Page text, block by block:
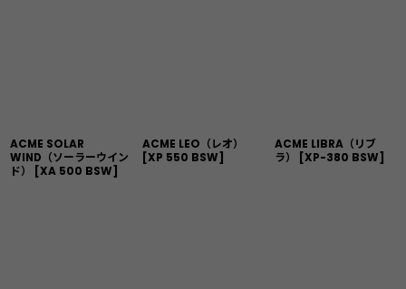
ACME SOLAR
WIND（ソーラーウイン
ド）
[XA 500 BSW]
ACME LEO（レオ）
[XP 550 BSW]
ACME LIBRA（リブ
ラ）
[XP-380 BSW]